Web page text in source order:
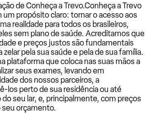
de Conheça a Trevo.Conheça a Trevo
um propósito claro: tornar o acesso aos
realidade para todos os brasileiros,
sem plano de saúde. Acreditamos que
e preços justos são fundamentais
zelar pela sua saúde e pela de sua família.
plataforma que coloca nas suas mãos a
seus exames, levando em
dos nossos parceiros, a
los perto de sua residência ou até
seu lar, e, principalmente, com preços
seu orçamento.